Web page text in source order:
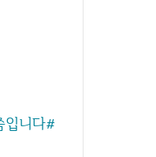
입니다#